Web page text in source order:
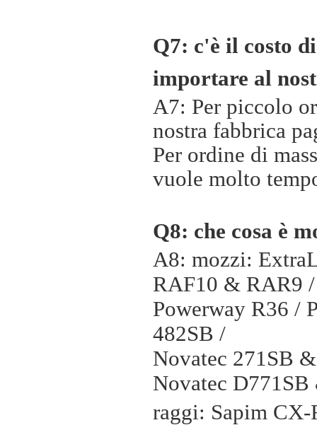
Q7: c'è il costo
importare al
A7: Per piccolo
nostra fabbrica
Per ordine di
vuole molto
Q8: che cosa è
A8: mozzi:
RAF10 & RAR9 /
Powerway R36 /
482SB /
Novatec 271SB
Novatec
raggi: Sapim CX-